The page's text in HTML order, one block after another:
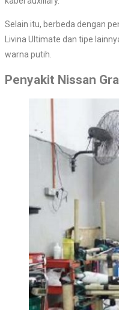
Selain itu, berbeda dengan
Livina Ultimate dan tipe
warna putih.
Penyakit Nissan